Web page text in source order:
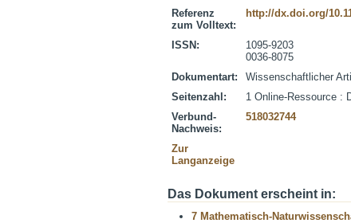
Referenz
zum Volltext:
http://dx.doi.org/
ISSN:
1095-9203
0036-8075
Dokumentart:
Wissenschaftlicher
Seitenzahl:
1 Online-Ressource :
Verbund-
Nachweis:
518032744
Zur
Langanzeige
Das Dokument erscheint in:
7 Mathematisch-